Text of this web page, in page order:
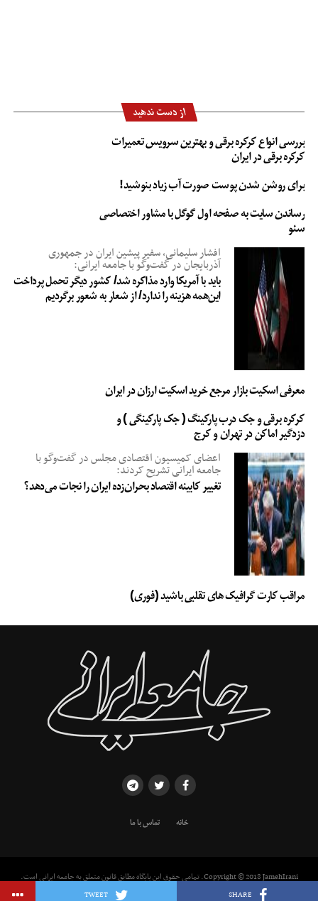
SHARE
TWEET
از دست ندهید
بررسی انواع کرکره برقی و بهترین سرویس تعمیرات
کرکره برقی در ایران
برای روشن شدن پوست صورت آب زیاد بنوشید!
رساندن سایت به صفحه اول گوگل با مشاور اختصاصی
سئو
افشار سلیمانی، سفیر پیشین ایران در جمهوری
آذربایجان در گفت‌وگو با جامعه ایرانی:
باید با آمریکا وارد مذاکره شد/ کشور دیگر تحمل پرداخت
این‌همه هزینه را ندارد/ از شعار به شعور برگردیم
معرفی اسکیت بازار مرجع خرید اسکیت ارزان در ایران
کرکره برقی و جک درب پارکینگ ( جک پارکینگی ) و
دزدگیر اماکن در تهران و کرج
اعضای کمیسیون اقتصادی مجلس در گفت‌وگو با
جامعه ایرانی تشریح کردند:
تغییر کابینه اقتصاد بحران‌زده ایران را نجات می‌دهد؟
مراقب کارت گرافیک های تقلبی باشید (فوری)
خانه تماس با ما
Copyright © 2018 JamehIrani. تمامی حقوق این پایگاه مطابق قانون متعلق به جامعه ایرانی است.
استفاده از مطالب با ذکر منبع بلامانع است.